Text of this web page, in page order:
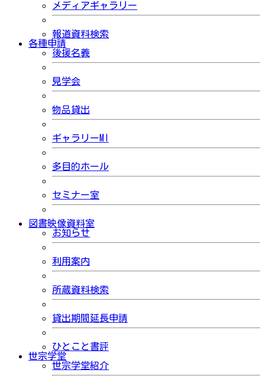
メディアギャラリー
報道資料検索
各種申請
後援名義
見学会
物品貸出
ギャラリーMI
多目的ホール
セミナー室
図書映像資料室
お知らせ
利用案内
所蔵資料検索
貸出期間延長申請
ひとこと書評
世宗学堂
世宗学堂紹介